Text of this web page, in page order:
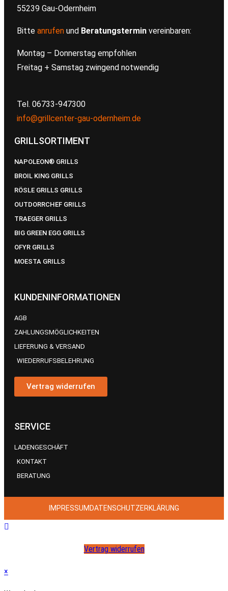
55239 Gau-Odernheim
Bitte anrufen und Beratungstermin vereinbaren:
Montag – Donnerstag empfohlen
Freitag + Samstag zwingend notwendig
Tel. 06733-947300
info@grillcenter-gau-odernheim.de
GRILLSORTIMENT
NAPOLEON® GRILLS
BROIL KING GRILLS
RÖSLE GRILLS GRILLS
OUTDORRCHEF GRILLS
TRAEGER GRILLS
BIG GREEN EGG GRILLS
OFYR GRILLS
MOESTA GRILLS
KUNDENINFORMATIONEN
AGB
ZAHLUNGSMÖGLICHKEITEN
LIEFERUNG & VERSAND
WIEDERRUFSBELEHRUNG
Vertrag widerrufen
SERVICE
LADENGESCHÄFT
KONTAKT
BERATUNG
IMPRESSUM DATENSCHUTZERKLÄRUNG
Vertrag widerrufen
×